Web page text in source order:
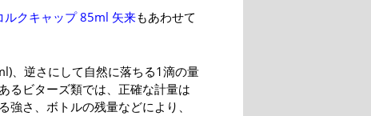
ルクキャップ 85ml 矢来もあわせて
、逆さにして自然に落ちる1滴の量
るビターズ類では、正確な計量は
さ、ボトルの残量などにより、